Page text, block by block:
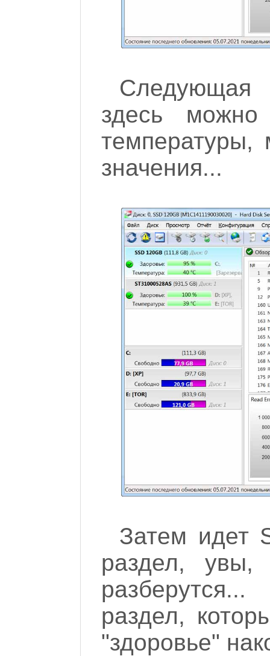
Следующая
здесь можно
температуры,
значения...
Затем идет
раздел,
раздел,
"здоровье"